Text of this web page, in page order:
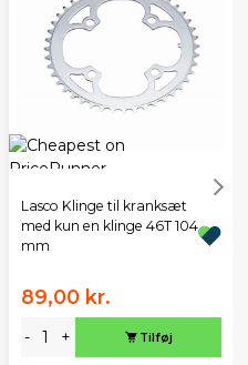
Lasco Klinge til kranksæt
med kun en klinge 46T 104
mm
89,00 kr.
- + Tilføj